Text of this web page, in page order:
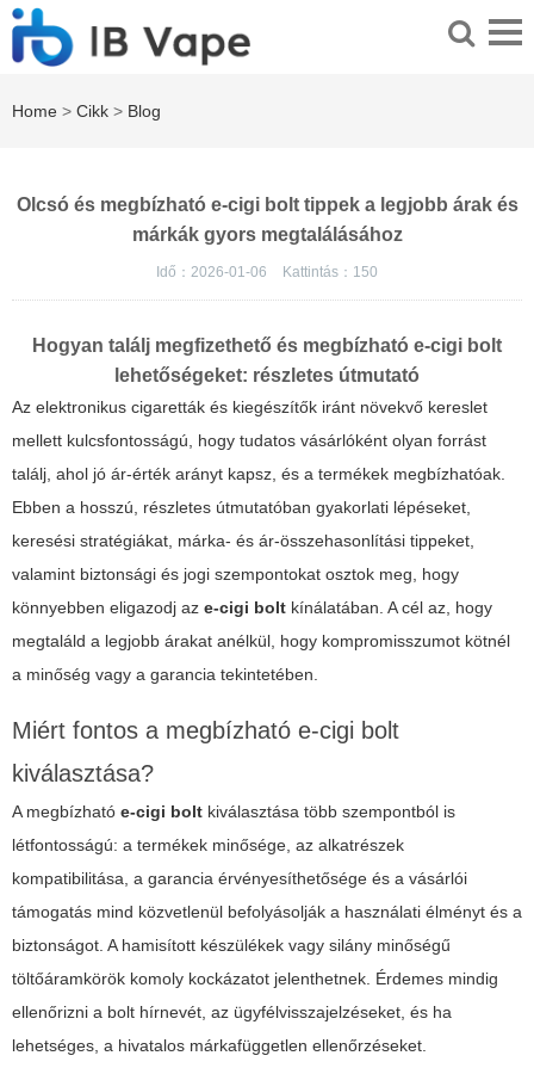
Home > Cikk > Blog
Olcsó és megbízható e-cigi bolt tippek a legjobb árak és
márkák gyors megtalálásához
Idő：2026-01-06 Kattintás： 150
Hogyan találj megfizethető és megbízható e-cigi bolt
lehetőségeket: részletes útmutató
Az elektronikus cigaretták és kiegészítők iránt növekvő kereslet
mellett kulcsfontosságú, hogy tudatos vásárlóként olyan forrást
találj, ahol jó ár-érték arányt kapsz, és a termékek megbízhatóak.
Ebben a hosszú, részletes útmutatóban gyakorlati lépéseket,
keresési stratégiákat, márka- és ár-összehasonlítási tippeket,
valamint biztonsági és jogi szempontokat osztok meg, hogy
könnyebben eligazodj az e-cigi bolt kínálatában. A cél az, hogy
megtaláld a legjobb árakat anélkül, hogy kompromisszumot kötnél
a minőség vagy a garancia tekintetében.
Miért fontos a megbízható e-cigi bolt
kiválasztása?
A megbízható e-cigi bolt kiválasztása több szempontból is
létfontosságú: a termékek minősége, az alkatrészek
kompatibilitása, a garancia érvényesíthetősége és a vásárlói
támogatás mind közvetlenül befolyásolják a használati élményt és a
biztonságot. A hamisított készülékek vagy silány minőségű
töltőáramkörök komoly kockázatot jelenthetnek. Érdemes mindig
ellenőrizni a bolt hírnevét, az ügyfélvisszajelzéseket, és ha
lehetséges, a hivatalos márkafüggetlen ellenőrzéseket.